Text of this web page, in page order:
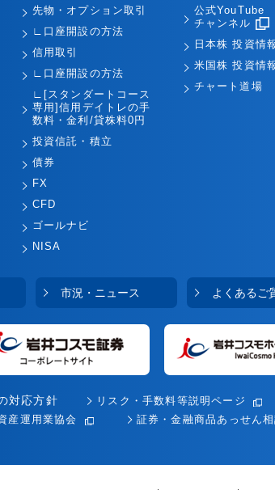
先物・オプション取引
∟口座開設の方法
信用取引
∟口座開設の方法
∟[スタンダートコース
専用]信用デイトレの手
数料・金利/貸株料0円
投資信託・積立
債券
FX
CFD
ゴールナビ
NISA
公式YouTube
チャンネル
日本株 投資情
米国株 投資情
チャート道場
市況・ニュース よくあるご
対応方針 リスク・手数料等説明ページ
産運用業協会
証券・金融商品あっせん